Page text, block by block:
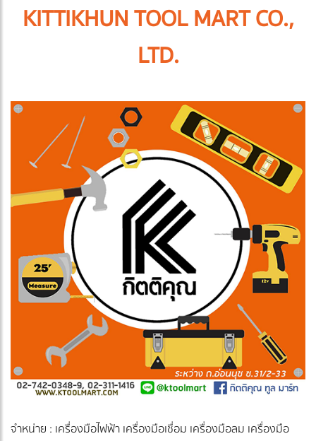
KITTIKHUN TOOL MART CO.,
LTD.
จำหน่าย : เครื่องมือไฟฟ้า เครื่องมือเชื่อม เครื่องมือลม เครื่องมือ